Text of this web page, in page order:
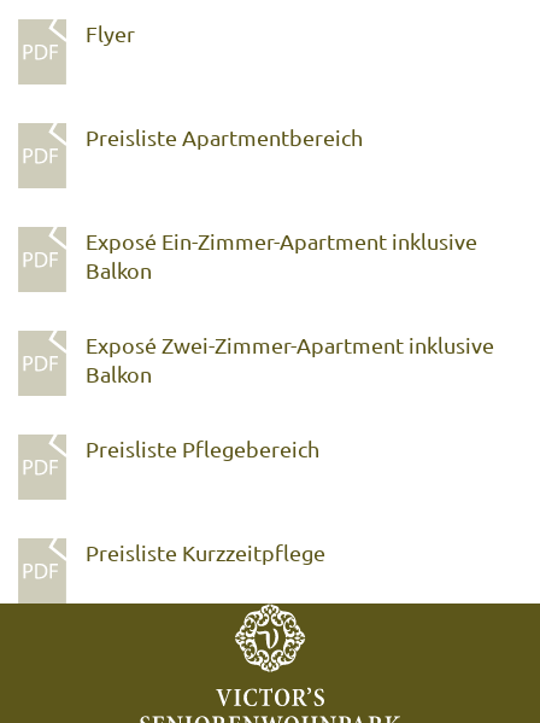
Flyer
Preisliste Apartmentbereich
Exposé Ein-Zimmer-Apartment inklusive
Balkon
Exposé Zwei-Zimmer-Apartment inklusive
Balkon
Preisliste Pflegebereich
Preisliste Kurzzeitpflege